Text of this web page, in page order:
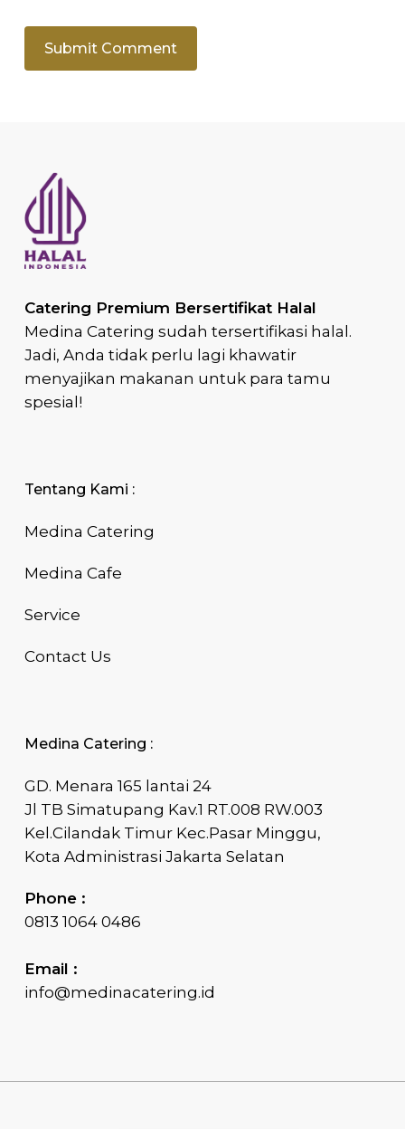
Catering Premium Bersertifikat Halal
Medina Catering sudah tersertifikasi halal.
Jadi, Anda tidak perlu lagi khawatir
menyajikan makanan untuk para tamu
spesial!
Tentang Kami :
Medina Catering
Medina Cafe
Service
Contact Us
Medina Catering :
GD. Menara 165 lantai 24
Jl TB Simatupang Kav.1 RT.008 RW.003
Kel.Cilandak Timur Kec.Pasar Minggu,
Kota Administrasi Jakarta Selatan
Phone :
0813 1064 0486
Email :
info@medinacatering.id